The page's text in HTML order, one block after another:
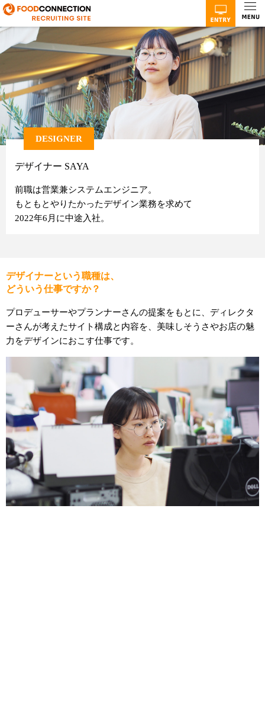
DESIGNER
デザイナー SAYA
前職は営業兼システムエンジニア。
もともとやりたかったデザイン業務を求めて
2022年6月に中途入社。
デザイナーという職種は、
どういう仕事ですか？
プロデューサーやプランナーさんの提案をもとに、ディレクタ
ーさんが考えたサイト構成と内容を、美味しそうさやお店の魅
力をデザインにおこす仕事です。